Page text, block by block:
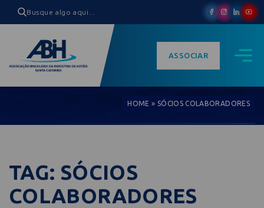
ASSOCIAR
HOME » SÓCIOS COLABORADORES
TAG: SÓCIOS
COLABORADORES